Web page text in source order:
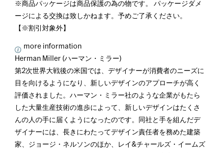
※商品パッケージは商品保護の為の物です。 パッケージダメ
ージによる交換は致しかねます。予めご了承ください。
【※割引対象外】
more information
Herman Miller (ハーマン・ミラー)
第2次世界大戦後の米国では、デザイナーが消費者のニーズに
目を向けるようになり、新しいデザインのアプローチが高く
評価されました。ハーマン・ミラー社のような企業がもたら
した大量生産技術の進歩によって、新しいデザインはたくさ
んの人の手に届くようになったのです。同社と手を組んだデ
ザイナーには、長きにわたってデザイン責任者を務めた建築
家、ジョージ・ネルソンのほか、レイ&チャールズ・イームズ